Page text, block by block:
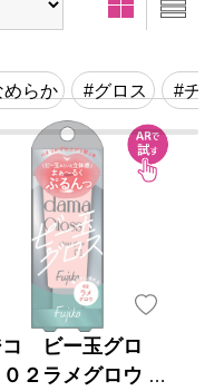
めらか #グロス #チッ
コ ビー玉グロ
２ラメグロウ ＿